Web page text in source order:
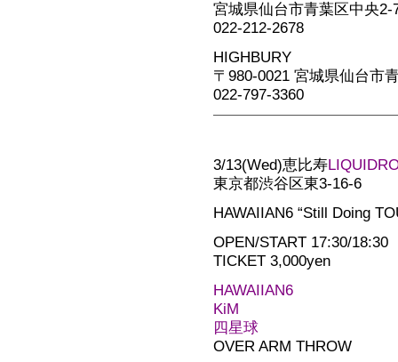
宮城県仙台市青葉区中央
022-212-2678
HIGHBURY
〒980-0021 宮城県仙台市
022-797-3360
3/13(Wed)恵比寿
東京都渋谷区東3-16-6
HAWAIIAN6 “Still Doing
OPEN/START 17:30/18:30
TICKET 3,000yen
HAWAIIAN6
KiM
四星球
OVER ARM THROW